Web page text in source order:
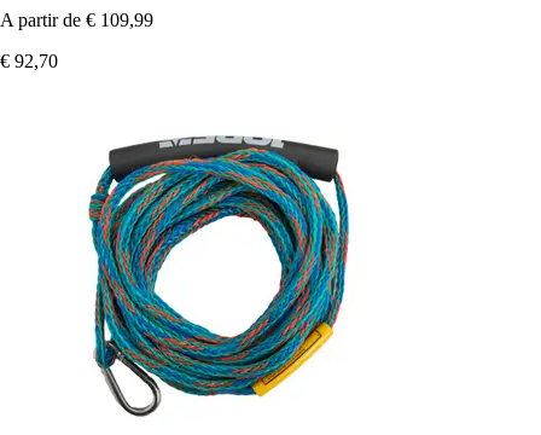
A partir de € 109,99
€ 92,70